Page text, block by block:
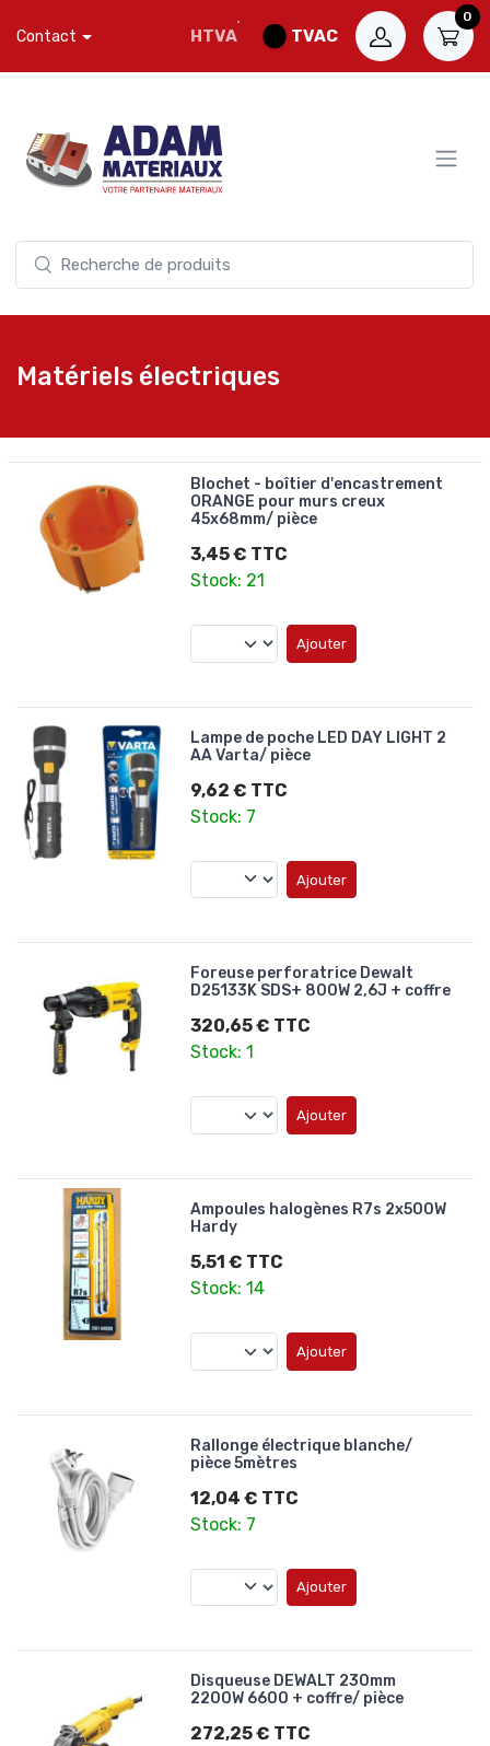
Contact HTVA TVAC
0
Matériels électriques
Blochet - boîtier d'encastrement
ORANGE pour murs creux
45x68mm/ pièce
3,45 € TTC
Stock: 21
Ajouter
Lampe de poche LED DAY LIGHT 2
AA Varta/ pièce
9,62 € TTC
Stock: 7
Ajouter
Foreuse perforatrice Dewalt
D25133K SDS+ 800W 2,6J + coffre
320,65 € TTC
Stock: 1
Ajouter
Ampoules halogènes R7s 2x500W
Hardy
5,51 € TTC
Stock: 14
Ajouter
Rallonge électrique blanche/
pièce 5mètres
12,04 € TTC
Stock: 7
Ajouter
Disqueuse DEWALT 230mm
2200W 6600 + coffre/ pièce
272,25 € TTC